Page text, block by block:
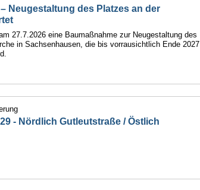
Neugestaltung des Platzes an der
27.7.2026 eine Baumaßnahme zur Neugestaltung des
in Sachsenhausen, die bis vorrausichtlich Ende 2027
- Nördlich Gutleutstraße / Östlich